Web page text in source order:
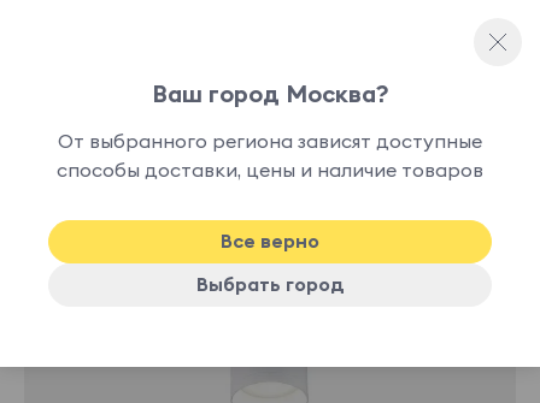
наличии
Ваш город Москва?
От выбранного региона зависят доступные
способы доставки, цены и наличие товаров
Все верно
Выбрать город